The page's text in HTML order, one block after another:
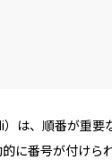
は、順番が重要
に番号が付けられ